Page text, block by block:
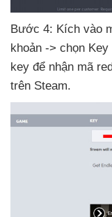
Bước 4: Kích vào
khoản -> chọn
key để nhận mã
trên Steam.